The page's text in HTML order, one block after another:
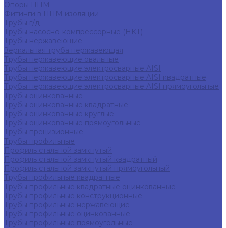
Опоры ППМ
Фитинги в ППМ изоляции
Трубы г/д
Трубы насосно-компрессорные (НКТ)
Трубы нержавеющие
Зеркальная труба нержавеющая
Трубы нержавеющие овальные
Трубы нержавеющие электросварные AISI
Трубы нержавеющие электросварные AISI квадратные
Трубы нержавеющие электросварные AISI прямоугольные
Трубы оцинкованные
Трубы оцинкованные квадратные
Трубы оцинкованные круглые
Трубы оцинкованные прямоугольные
Трубы прецизионные
Трубы профильные
Профиль стальной замкнутый
Профиль стальной замкнутый квадратный
Профиль стальной замкнутый прямоугольный
Трубы профильные квадратные
Трубы профильные квадратные оцинкованные
Трубы профильные конструкционные
Трубы профильные нержавеющие
Трубы профильные оцинкованные
Трубы профильные прямоугольные